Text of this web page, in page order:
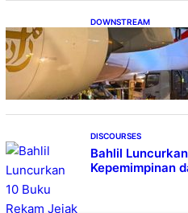
DOWNSTREAM
Emirates A380,
Layani
DISCOURSES
Bahlil
Kepemimpinan